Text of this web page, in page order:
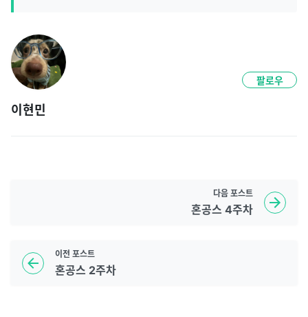
이현민
팔로우
이전 포스트
혼공스 2주차
다음 포스트
혼공스 4주차